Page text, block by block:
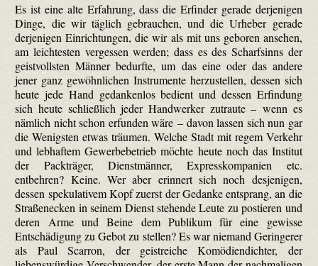
Es ist eine alte Erfahrung, dass die Erfinder gerade derjenigen
Dinge, die wir täglich gebrauchen, und die Urheber gerade
derjenigen Einrichtungen, die wir als mit uns geboren ansehen,
am leichtesten vergessen werden; dass es des Scharfsinns der
geistvollsten Männer bedurfte, um das eine oder das andere
jener ganz gewöhnlichen Instrumente herzustellen, dessen sich
heute jede Hand gedankenlos bedient und dessen Erfindung
sich heute schließlich jeder Handwerker zutraute – wenn es
nämlich nicht schon erfunden wäre – davon lassen sich nun gar
die Wenigsten etwas träumen. Welche Stadt mit regem Verkehr
und lebhaftem Gewerbebetrieb möchte heute noch das Institut
der Packträger, Dienstmänner, Express­kompanien etc.
entbehren? Keine. Wer aber erinnert sich noch desjenigen,
dessen spekulativem Kopf zuerst der Gedanke entsprang, an die
Straßenecken in seinem Dienst stehende Leute zu postieren und
deren Arme und Beine dem Publikum für eine gewisse
Entschädigung zu Gebot zu stellen? Es war niemand Geringerer
als Paul Scarron, der geistreiche Komödiendichter, der